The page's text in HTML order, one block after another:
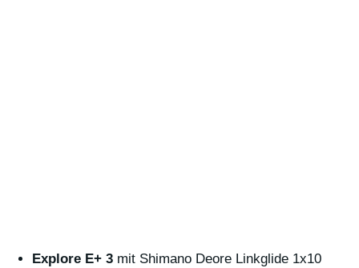
Explore E+ 3 mit Shimano Deore Linkglide 1x10